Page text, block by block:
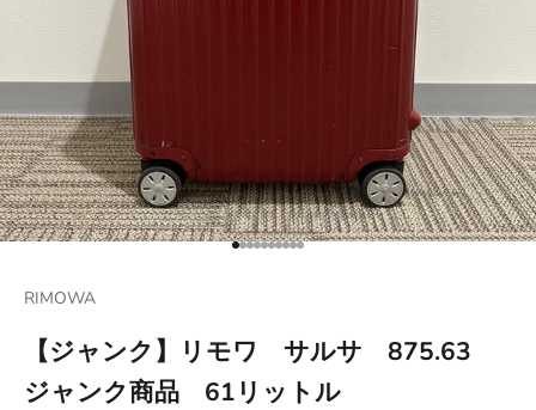
項目に移動する 1
項目に移動する 2
項目に移動する 3
項目に移動する 4
項目に移動する 5
項目に移動する 6
項目に移動する 7
項目に移動する 8
項目に移動する 9
項目に移動する 10
RIMOWA
【ジャンク】リモワ サルサ 875.63
ジャンク商品 61リットル